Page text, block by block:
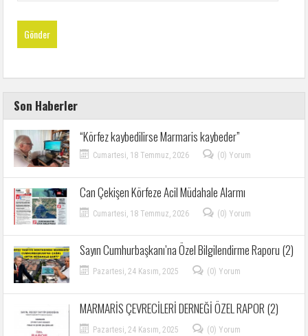
Son Haberler
“Körfez kaybedilirse Marmaris kaybeder”
Cumartesi, 18 Temmuz, 2026 (0) Yorum
Can Çekişen Körfeze Acil Müdahale Alarmı
Cumartesi, 18 Temmuz, 2026 (0) Yorum
Sayın Cumhurbaşkanı’na Özel Bilgilendirme Raporu (2)
Pazartesi, 24 Kasım, 2025 (0) Yorum
MARMARİS ÇEVRECİLERİ DERNEĞİ ÖZEL RAPOR (2)
Pazartesi, 24 Kasım, 2025 (0) Yorum